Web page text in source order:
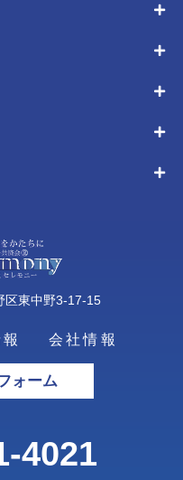
東中野3-17-15
会社情報
ォーム
4021